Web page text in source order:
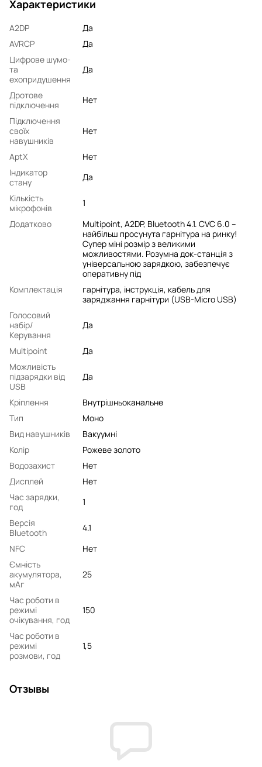
Характеристики
A2DP
Да
AVRCP
Да
Цифрове шумо-
та
ехопридушення
Да
Дротове
підключення
Нет
Підключення
своїх
навушників
Нет
AptX
Нет
Індикатор
стану
Да
Кількість
мікрофонів
1
Додатково
Multipoint, A2DP, Bluetooth 4.1. CVC 6.0 –
найбільш просунута гарнітура на ринку!
Супер міні розмір з великими
можливостями. Розумна док-станція з
універсальною зарядкою, забезпечує
оперативну під
Комплектація
гарнітура, інструкція, кабель для
заряджання гарнітури (USB-Micro USB)
Голосовий
набір/
Керування
Да
Multipoint
Да
Можливість
підзарядки від
USB
Да
Кріплення
Внутрішньоканальне
Тип
Моно
Вид навушників
Вакуумні
Колір
Рожеве золото
Водозахист
Нет
Дисплей
Нет
Час зарядки,
год
1
Версія
Bluetooth
4.1
NFC
Нет
Ємність
акумулятора,
мАг
25
Час роботи в
режимі
очікування, год
150
Час роботи в
режимі
розмови, год
1,5
Отзывы